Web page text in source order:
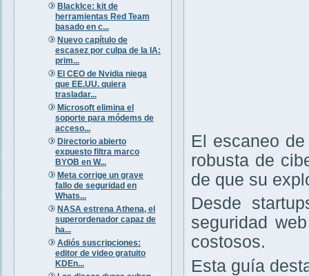
BlackIce: kit de
herramientas Red Team
basado en c...
Nuevo capítulo de
escasez por culpa de la IA:
prim...
El CEO de Nvidia niega
que EE.UU. quiera
trasladar...
Microsoft elimina el
soporte para módems de
acceso...
Directorio abierto
expuesto filtra marco
BYOB en W...
Meta corrige un grave
fallo de seguridad en
Whats...
NASA estrena Athena, el
superordenador capaz de
ha...
Adiós suscripciones:
editor de video gratuito
KDEn...
El escaneo
robusta de
de que su
Desde
seguridad
costosos.
Esta guía